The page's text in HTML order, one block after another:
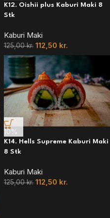
K12. Oishii plus Kaburi Maki 8
Stk
Kaburi Maki
125,00kr. 112,50 kr.
10%
K14. Hells Supreme Kaburi Maki
8 Stk
Kaburi Maki
125,00kr. 112,50 kr.